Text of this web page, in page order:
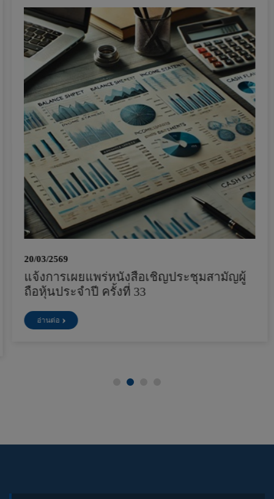
20/03/2569
แจ้งการเผยแพร่หนังสือเชิญประชุมสามัญผู้
ถือหุ้นประจำปี ครั้งที่ 33
อ่านต่อ